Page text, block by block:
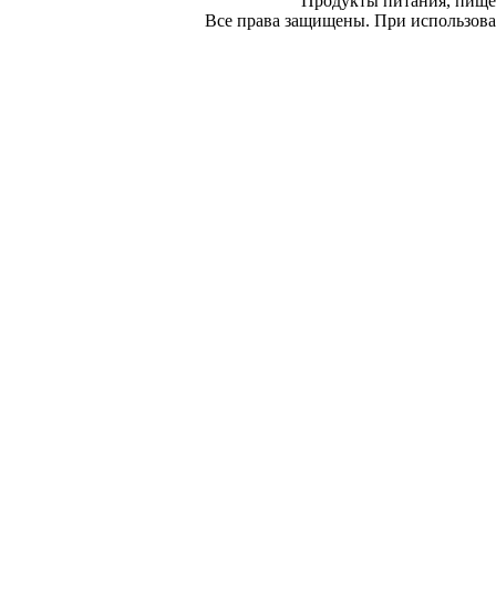
Все права защищены. При